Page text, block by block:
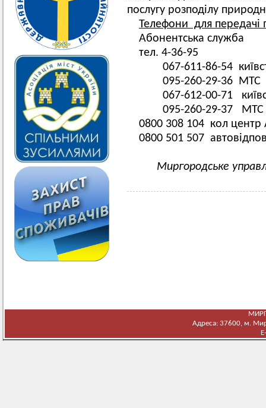
послугу розподілу
Телефони для передачі
Абонентська служба
тел. 4-36-95
067-611-86-54
095-260-29-36 МТС
067-612-00-71
095-260-29-37 МТС
0800 308 104 кол центр
0800 501 507
Миргородське
Адреса: 37600, м.